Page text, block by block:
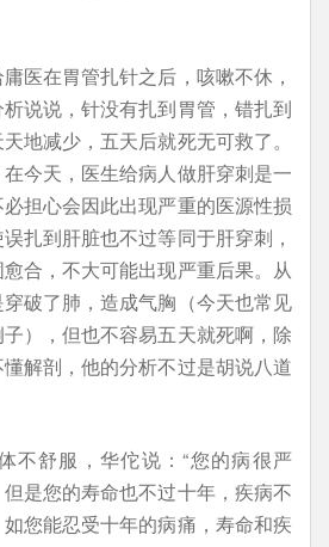
医在胃管扎针之后，咳嗽不休，
说说，针没有扎到胃管，错扎到
地减少，五天后就死无可救了。
今天，医生给病人做肝穿刺是一
担心会因此出现严重的医源性损
扎到肝脏也不过等同于肝穿刺，
合，不大可能出现严重后果。从
破了肺，造成气胸（今天也常见
），但也不容易五天就死啊，除
解剖，他的分析不过是胡说八道
不舒服，华佗说：“您的病很严
是您的寿命也不过十年，疾病不
您能忍受十年的病痛，寿命和疾